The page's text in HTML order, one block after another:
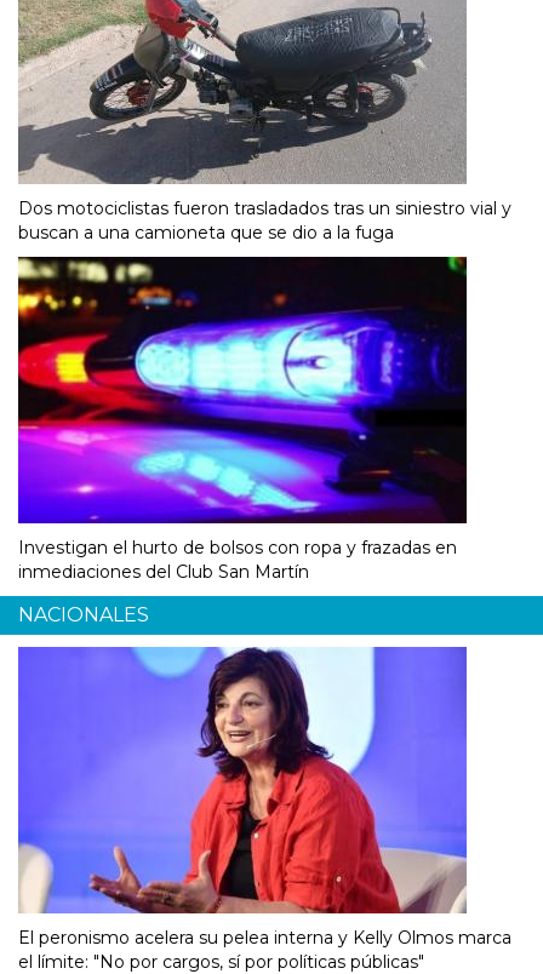
Dos motociclistas fueron trasladados tras un siniestro vial y
buscan a una camioneta que se dio a la fuga
Investigan el hurto de bolsos con ropa y frazadas en
inmediaciones del Club San Martín
NACIONALES
El peronismo acelera su pelea interna y Kelly Olmos marca
el límite: "No por cargos, sí por políticas públicas"